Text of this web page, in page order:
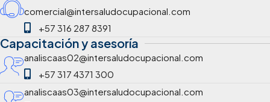
comercial@intersaludocupacional.com
+57 316 287 8391
Capacitación y asesoría
analiscaas02@intersaludocupacional.com
+57 317 4371 300
analiscaas03@intersaludocupacional.com